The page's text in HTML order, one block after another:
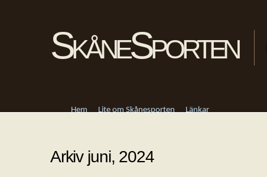
SkåneSporten
Hem Lite om Skånesporten Länkar
Arkiv juni, 2024